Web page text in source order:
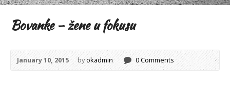
Bovanke – žene u fokusu
January 10, 2015 byokadmin 0 Comments